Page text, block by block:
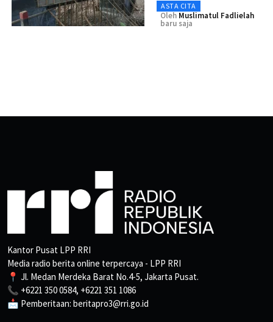
ASTA CITA
Oleh Muslimatul Fadlielah
baru saja
Kantor Pusat LPP RRI
Media radio berita online terpercaya - LPP RRI
📍 Jl. Medan Merdeka Barat No.4-5, Jakarta Pusat.
📞 +6221 350 0584, +6221 351 1086
📩 Pemberitaan: beritapro3@rri.go.id